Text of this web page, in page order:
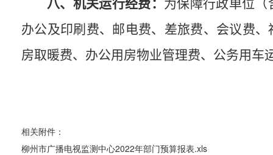
八、机关运行经费： 为保障行政单位
办公及印刷费、邮电费、差旅费、会议费
房取暖费、办公用房物业管理费、公务用车
相关附件：
柳州市广播电视监测中心2022年部门预算报表.xls